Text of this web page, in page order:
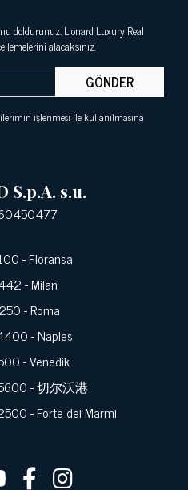
doldurunuz. Lionard Luxury Real
alacaksınız.
GÖNDER
işlenmesi ile kullanılmasına
S.p.A. s.u.
- Floransa
- Milan
- Roma
- Naples
- Venedik
- 切尔沃港
- Forte dei Marmi